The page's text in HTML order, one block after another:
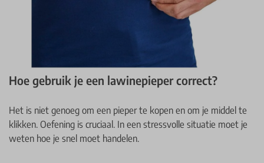
Hoe gebruik je een lawinepieper correct?
Het is niet genoeg om een pieper te kopen en om je middel te
klikken. Oefening is cruciaal. In een stressvolle situatie moet je
weten hoe je snel moet handelen.